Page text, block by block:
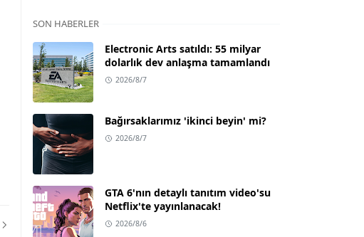
SON HABERLER
Electronic Arts satıldı: 55 milyar
dolarlık dev anlaşma tamamlandı
2026/8/7
Bağırsaklarımız 'ikinci beyin' mi?
2026/8/7
GTA 6'nın detaylı tanıtım video'su
Netflix'te yayınlanacak!
2026/8/6